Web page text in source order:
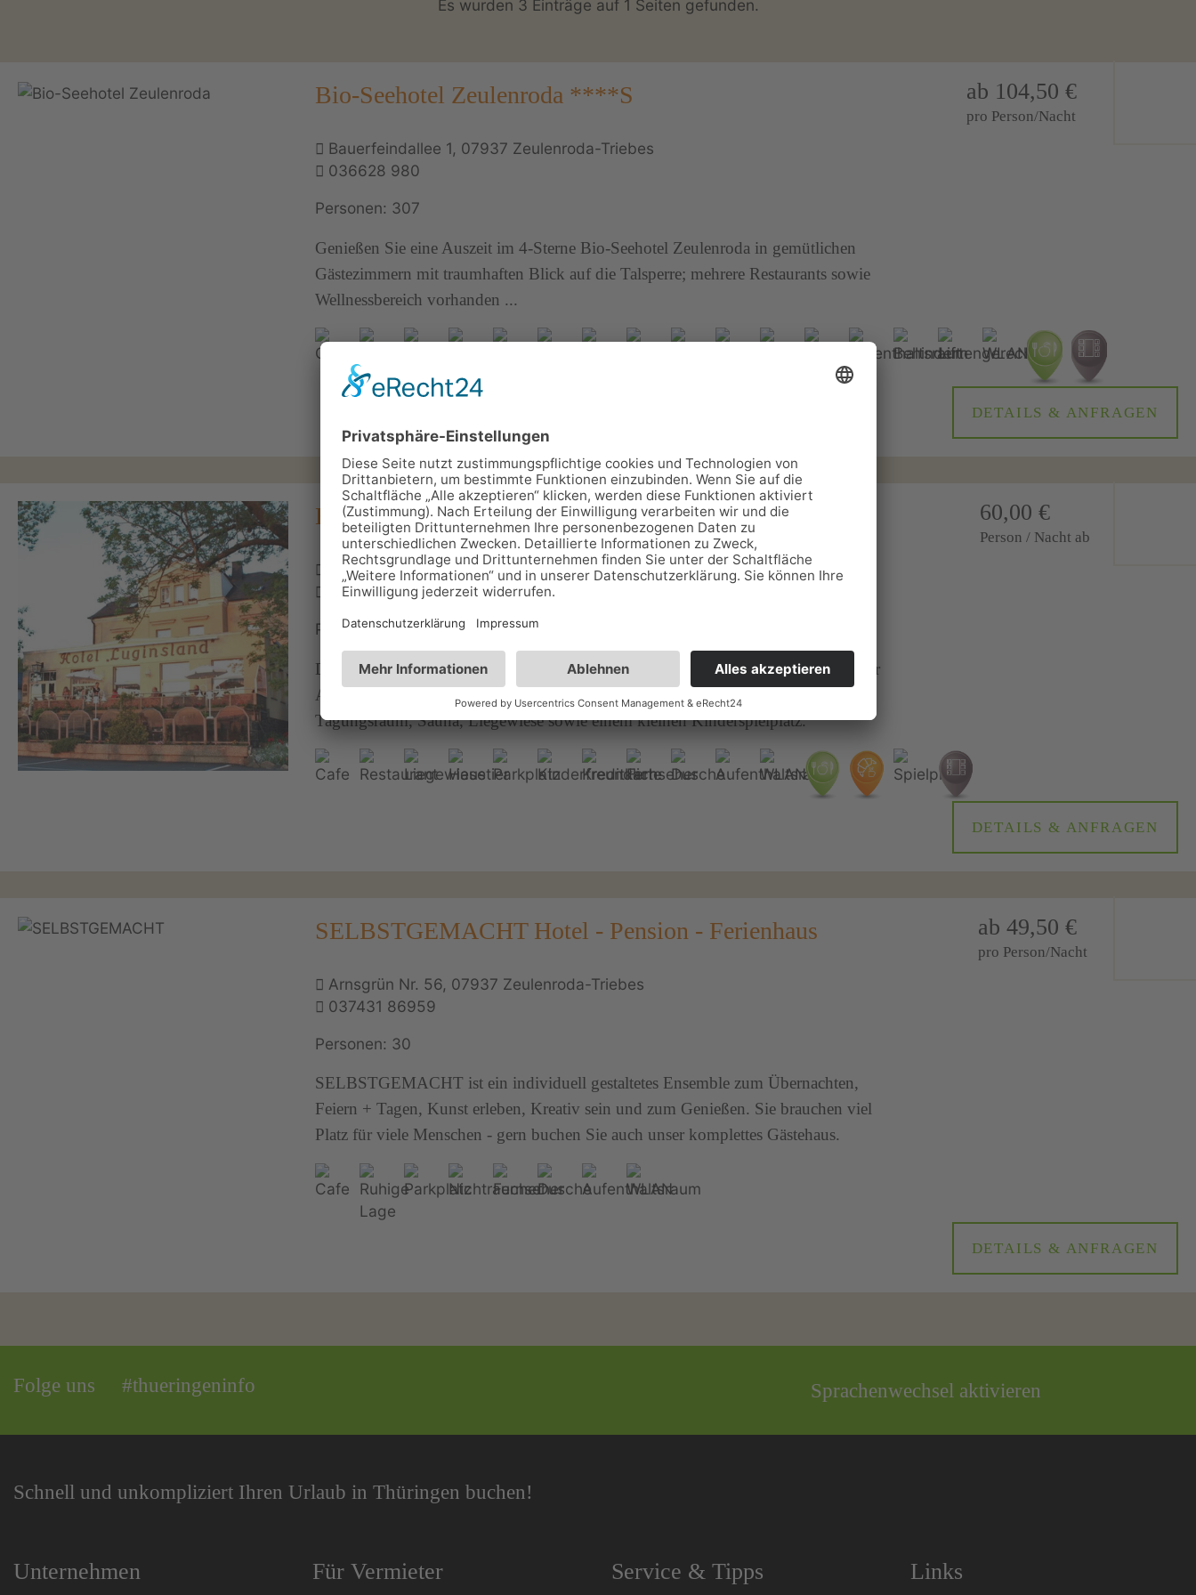
Es wurden 3 Einträge auf 1 Seiten gefunden.
Bio-Seehotel Zeulenroda ****S
Bauerfeindallee 1, 07937 Zeulenroda-Triebes
036628 980
Personen: 307
Genießen Sie eine Auszeit im 4-Sterne Bio-Seehotel Zeulenroda in gemütlichen
Gästezimmern mit traumhaften Blick auf die Talsperre; mehrere Restaurants sowie
Wellnessbereich vorhanden ...
ab 104,50 €
pro Person/Nacht
DETAILS & ANFRAGEN
Hotel "Luginsland" ***
Heinrichsruh 8, 07907 Schleiz
03663 480 50
Personen: 30
Das Hotel "Luginsland" in Schleiz / Thüringer Vogtland verwöhnt Sie in familiärer
Atmosphäre und verfügt über gemütliche Gästezimmer und ein Restaurant,
Tagungsraum, Sauna, Liegewiese sowie einem kleinen Kinderspielplatz.
60,00 €
Person / Nacht ab
DETAILS & ANFRAGEN
SELBSTGEMACHT Hotel - Pension - Ferienhaus
Arnsgrün Nr. 56, 07937 Zeulenroda-Triebes
037431 86959
Personen: 30
SELBSTGEMACHT ist ein individuell gestaltetes Ensemble zum Übernachten,
Feiern + Tagen, Kunst erleben, Kreativ sein und zum Genießen. Sie brauchen viel
Platz für viele Menschen - gern buchen Sie auch unser komplettes Gästehaus.
ab 49,50 €
pro Person/Nacht
DETAILS & ANFRAGEN
Folge uns #thueringeninfo Sprachenwechsel aktivieren
Schnell und unkompliziert Ihren Urlaub in Thüringen buchen!
Unternehmen Für Vermieter Service & Tipps Links